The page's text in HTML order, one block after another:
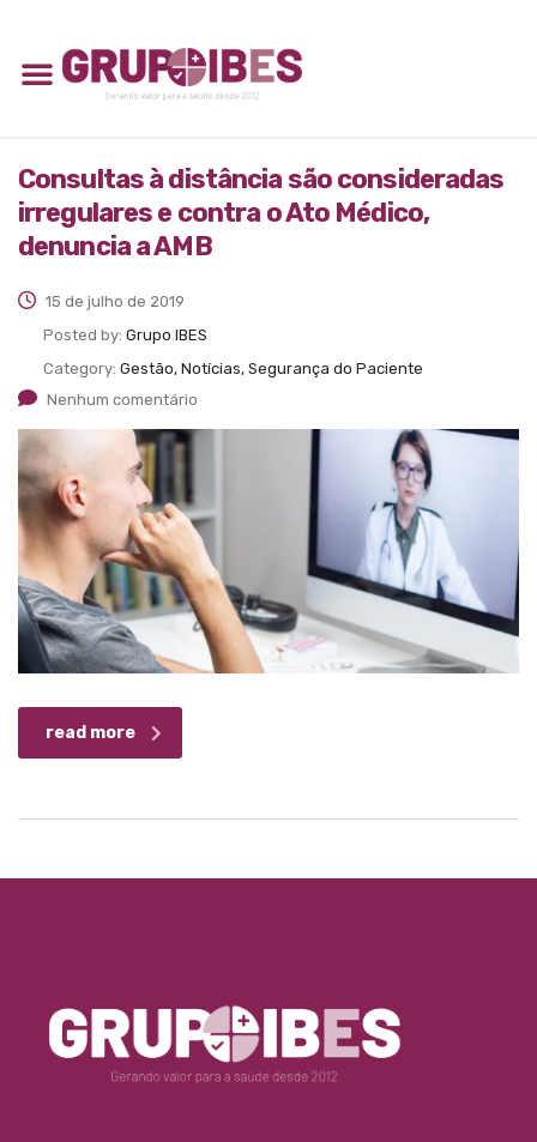
Consultas à distância são consideradas
irregulares e contra o Ato Médico,
denuncia a AMB
15 de julho de 2019
Posted by: Grupo IBES
Category: Gestão, Notícias, Segurança do Paciente
Nenhum comentário
read more